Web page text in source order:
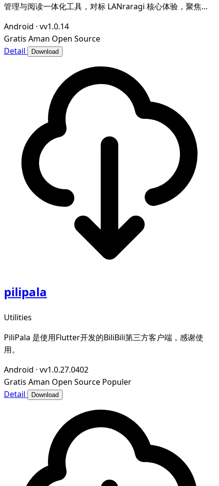
管理与阅读一体化工具，对标 LANraragi 核心体验，聚焦本
画爱好者打造私域、可控、高效的个人漫画图书馆。
Android · vv1.0.14
Gratis Aman Open Source
Detail
Download
pilipala
Utilities
PiliPala 是使用Flutter开发的BiliBili第三方客户端，感谢使
用。
Android · vv1.0.27.0402
Gratis Aman Open Source Populer
Detail
Download